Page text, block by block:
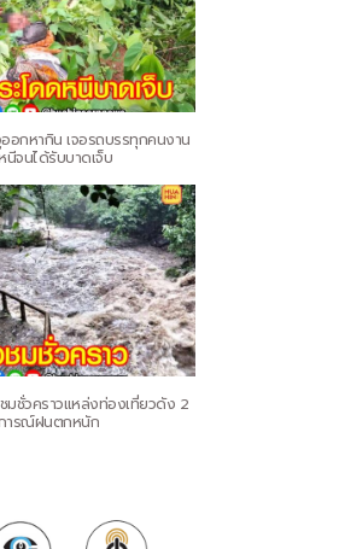
อกหากิน เจอรถบรรทุกคนงาน
นีจนได้รับบาดเจ็บ
มชั่วคราวแหล่งท่องเที่ยวดัง 2
ารณ์ฝนตกหนัก